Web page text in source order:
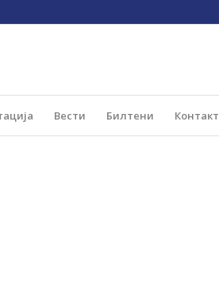
Вести Билтени Контакт